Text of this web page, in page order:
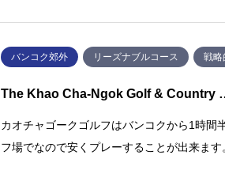
バンコク郊外 リーズナブルコース 戦略
The Khao Cha-Ngok Golf & Country
カオチャゴークゴルフはバンコクから1時間
フ場でなので安くプレーすることが出来ます